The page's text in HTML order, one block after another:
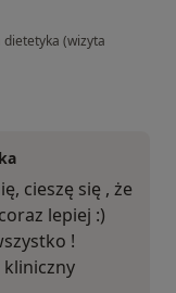
dietetyka (wizyta
cieszę się , że
lepiej :)
!